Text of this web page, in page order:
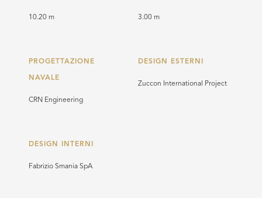
10.20 m 3.00 m
PROGETTAZIONE
NAVALE
CRN Engineering
DESIGN ESTERNI
Zuccon International Project
DESIGN INTERNI
Fabrizio Smania SpA